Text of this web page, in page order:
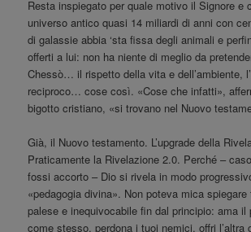
Resta inspiegato per quale motivo il Signore e
universo antico quasi 14 miliardi di anni con
di galassie abbia ‘sta fissa degli animali e
offerti a lui: non ha niente di meglio da
Chessò… il rispetto della vita e dell’ambiente,
reciproco… cose così. «Cose che infatti»,
bigotto cristiano, «si trovano nel Nuovo
Già, il Nuovo testamento. L’upgrade della
Praticamente la Rivelazione 2.0. Perché –
fossi accorto – Dio si rivela in modo
«pedagogia divina». Non poteva mica
palese e inequivocabile fin dal principio: ama il
come stesso, perdona i tuoi nemici, offri l’altra